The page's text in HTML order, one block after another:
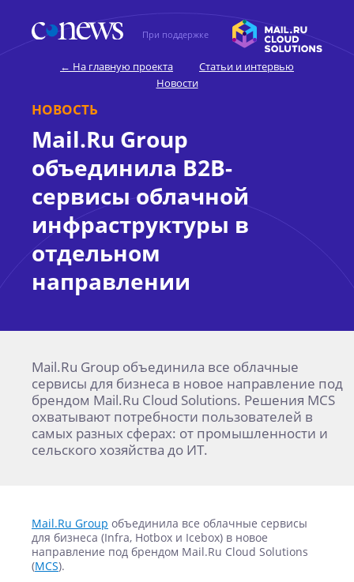
При поддержке
← На главную проекта
Статьи и интервью
Новости
НОВОСТЬ
Mail.Ru Group
объединила B2B-
сервисы облачной
инфраструктуры в
отдельном
направлении
Mail.Ru Group объединила все облачные
сервисы для бизнеса в новое направление под
брендом Mail.Ru Cloud Solutions. Решения MCS
охватывают потребности пользователей в
самых разных сферах: от промышленности и
сельского хозяйства до ИТ.
Mail.Ru Group объединила все облачные сервисы
для бизнеса (Infra, Hotbox и Icebox) в новое
направление под брендом Mail.Ru Cloud Solutions
(MCS).